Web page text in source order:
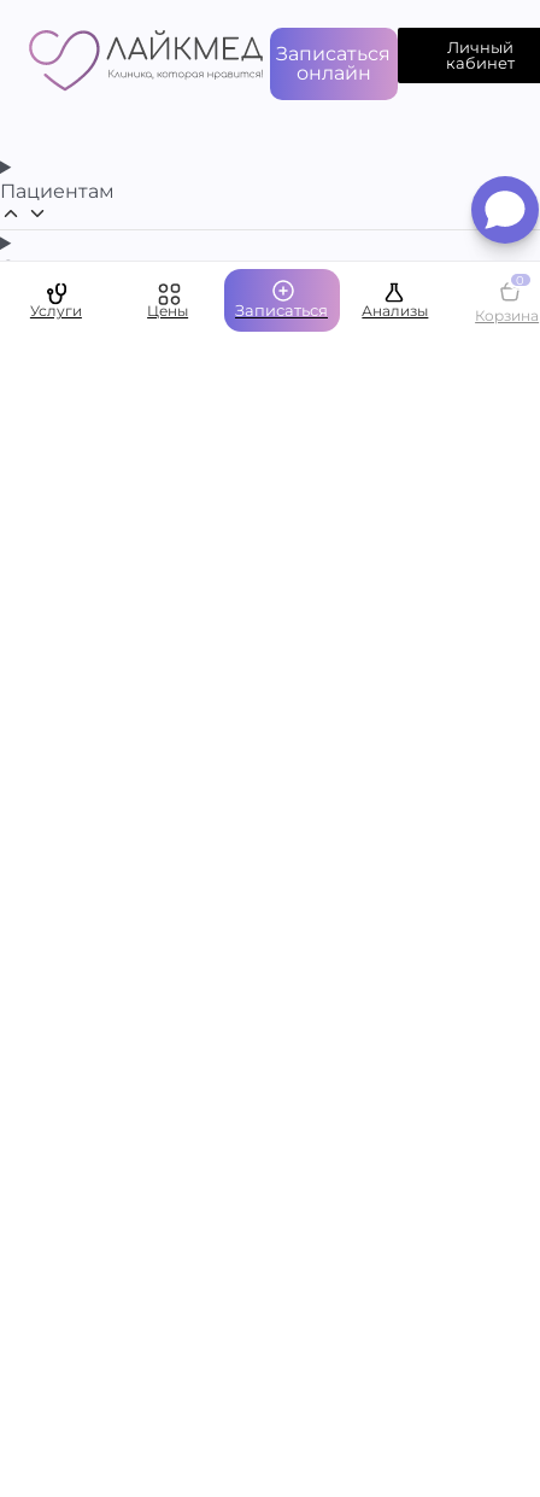
Записаться
онлайн
Личный
кабинет
Пациентам
О компании
Услуги Цены Записаться Анализы
0
Корзина